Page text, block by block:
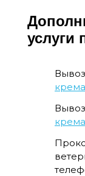
услуги